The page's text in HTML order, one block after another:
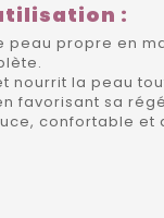
:
peau propre en
nourrit la peau
favorisant sa
confortable et